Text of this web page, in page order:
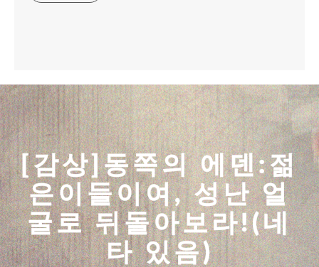
[감상]동쪽의 에덴:젊
은이들이여, 성난 얼
굴로 뒤돌아보라!(네
타 있음)